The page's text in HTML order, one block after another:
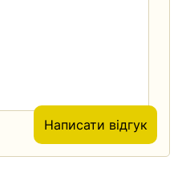
Написати відгук